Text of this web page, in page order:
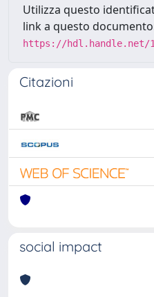
Utilizza questo
link a questo
https://hdl.handle.net/
Citazioni
social impact